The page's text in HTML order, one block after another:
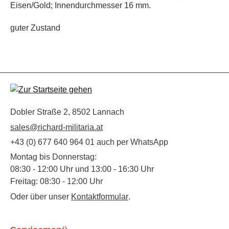
Eisen/Gold; Innendurchmesser 16 mm.
guter Zustand
Dobler Straße 2, 8502 Lannach
sales@richard-militaria.at
+43 (0) 677 640 964 01 auch per WhatsApp
Montag bis Donnerstag:
08:30 - 12:00 Uhr und 13:00 - 16:30 Uhr
Freitag: 08:30 - 12:00 Uhr
Oder über unser Kontaktformular.